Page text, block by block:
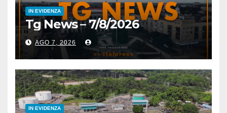
IN EVIDENZA
Tg News – 7/8/2026
AGO 7, 2026
IN EVIDENZA